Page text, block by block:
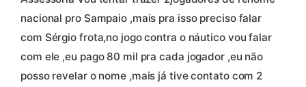
nacional pro Sampaio ,mais pra isso preciso falar
com Sérgio frota,no jogo contra o náutico vou falar
com ele ,eu pago 80 mil pra cada jogador ,eu não
posso revelar o nome ,mais já tive contato com 2